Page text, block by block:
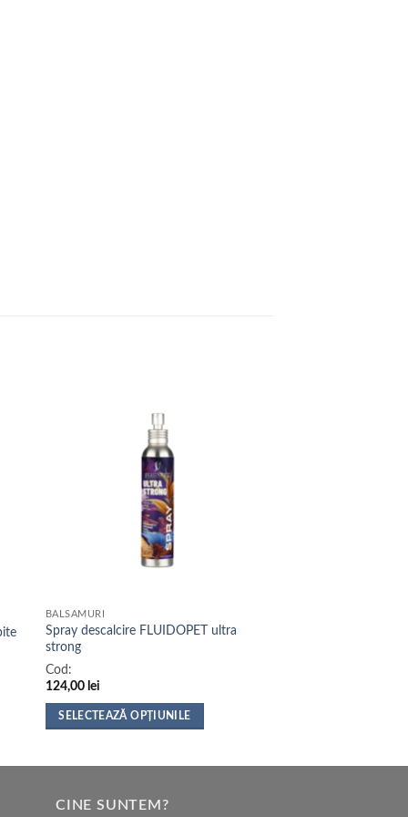
BALSAMURI
Spray descalcire FLUIDOPET ultra
strong
Cod:
124,00 lei
SELECTEAZĂ OPȚIUNILE
mai
CINE SUNTEM?